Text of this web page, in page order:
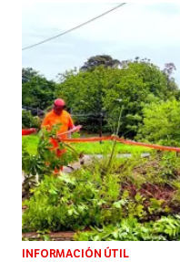
INFORMACIÓN ÚTIL